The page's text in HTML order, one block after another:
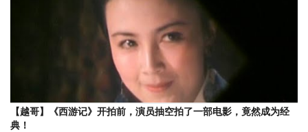
【越哥】《西游记》开拍前，演员抽空拍了一部电影，竟然成为经
典！